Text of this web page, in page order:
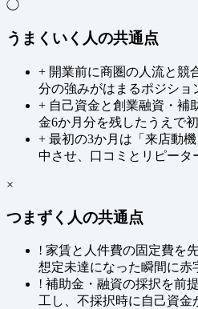
◯
うまくいく人の共通点
+ 開業前に商圏の人流と競
分の強みがはまるポジショ
+ 自己資金と創業融資・補
金6か月分を残したうえで
+ 最初の3か月は「来店動
中させ、口コミとリピータ
×
つまずく人の共通点
! 家賃と人件費の固定費を
想定未達になった瞬間に赤
! 補助金・融資の採択を前
工し、不採択時に自己資金